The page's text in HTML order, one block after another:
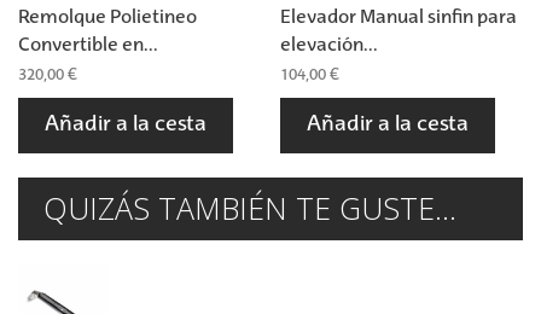
Remolque Polietineo
Convertible en...
320,00 €
Añadir a la cesta
Elevador Manual sinfin para
elevación...
104,00 €
Añadir a la cesta
QUIZÁS TAMBIÉN TE GUSTE...